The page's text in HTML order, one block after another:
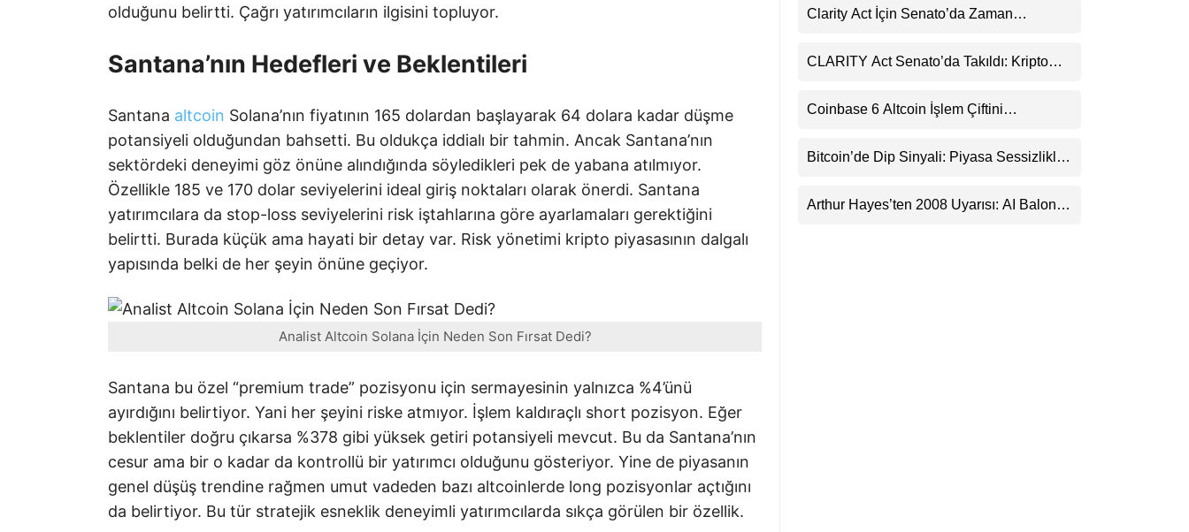
olduğunu belirtti. Çağrı yatırımcıların ilgisini topluyor.
Santana’nın Hedefleri ve Beklentileri
Santana altcoin Solana’nın fiyatının 165 dolardan başlayarak 64 dolara kadar düşme
potansiyeli olduğundan bahsetti. Bu oldukça iddialı bir tahmin. Ancak Santana’nın
sektördeki deneyimi göz önüne alındığında söyledikleri pek de yabana atılmıyor.
Özellikle 185 ve 170 dolar seviyelerini ideal giriş noktaları olarak önerdi. Santana
yatırımcılara da stop-loss seviyelerini risk iştahlarına göre ayarlamaları gerektiğini
belirtti. Burada küçük ama hayati bir detay var. Risk yönetimi kripto piyasasının dalgalı
yapısında belki de her şeyin önüne geçiyor.
Analist Altcoin Solana İçin Neden Son Fırsat Dedi?
Santana bu özel “premium trade” pozisyonu için sermayesinin yalnızca %4’ünü
ayırdığını belirtiyor. Yani her şeyini riske atmıyor. İşlem kaldıraçlı short pozisyon. Eğer
beklentiler doğru çıkarsa %378 gibi yüksek getiri potansiyeli mevcut. Bu da Santana’nın
cesur ama bir o kadar da kontrollü bir yatırımcı olduğunu gösteriyor. Yine de piyasanın
genel düşüş trendine rağmen umut vadeden bazı altcoinlerde long pozisyonlar açtığını
da belirtiyor. Bu tür stratejik esneklik deneyimli yatırımcılarda sıkça görülen bir özellik.
Clarity Act İçin Senato’da Zaman
CLARITY Act Senato’da Takıldı: Kripto
Coinbase 6 Altcoin İşlem Çiftini
Bitcoin’de Dip Sinyali: Piyasa Sessizlikle
Arthur Hayes’ten 2008 Uyarısı: AI Balonu